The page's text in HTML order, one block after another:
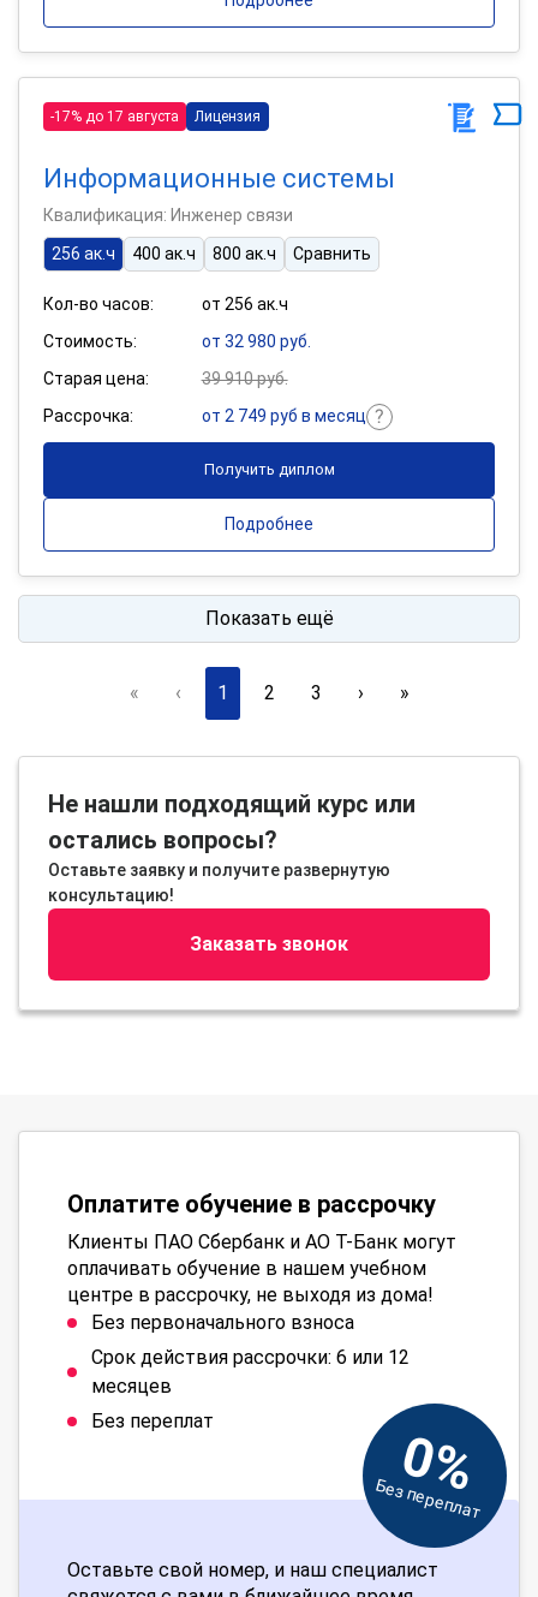
-17% до 17 августа Лицензия
Информационные системы
Квалификация: Инженер связи
256 ак.ч
400 ак.ч 800 ак.ч Сравнить
Кол-во часов:
от 256 ак.ч
Стоимость:
от 32 980 руб.
Старая цена:
39 910 руб.
Рассрочка:
от 2 749 руб в месяц
Получить диплом
Подробнее
Показать ещё
« ‹ 1 2 3 › »
Не нашли подходящий курс или
остались вопросы?
Оставьте заявку и получите развернутую
консультацию!
Заказать звонок
Оплатите обучение в рассрочку
Клиенты ПАО Сбербанк и АО Т-Банк могут
оплачивать обучение в нашем учебном
центре в рассрочку, не выходя из дома!
Без первоначального взноса
Срок действия рассрочки: 6 или 12
месяцев
Без переплат
0%
Без переплат
Оставьте свой номер, и наш специалист